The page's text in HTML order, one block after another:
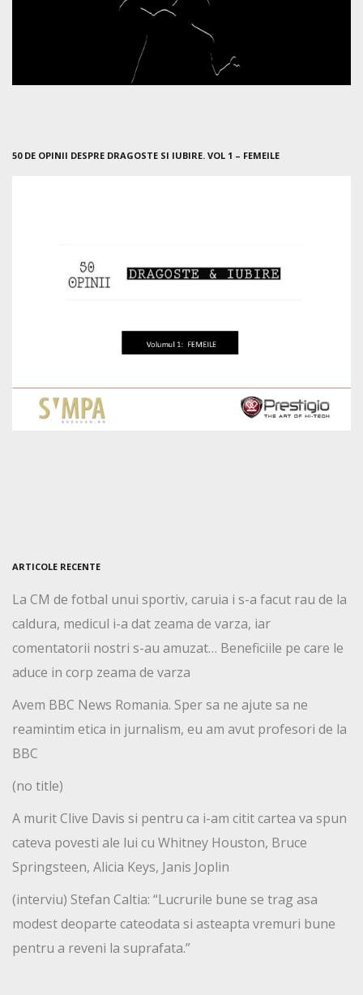
50 DE OPINII DESPRE DRAGOSTE SI IUBIRE. VOL 1 – FEMEILE
ARTICOLE RECENTE
La CM de fotbal unui sportiv, caruia i s-a facut rau de la
caldura, medicul i-a dat zeama de varza, iar
comentatorii nostri s-au amuzat… Beneficiile pe care le
aduce in corp zeama de varza
Avem BBC News Romania. Sper sa ne ajute sa ne
reamintim etica in jurnalism, eu am avut profesori de la
BBC
(no title)
A murit Clive Davis si pentru ca i-am citit cartea va spun
cateva povesti ale lui cu Whitney Houston, Bruce
Springsteen, Alicia Keys, Janis Joplin
(interviu) Stefan Caltia: “Lucrurile bune se trag asa
modest deoparte cateodata si asteapta vremuri bune
pentru a reveni la suprafata.”